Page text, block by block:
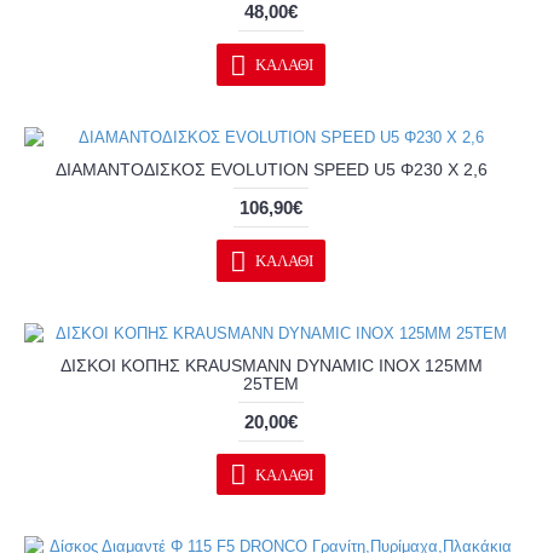
48,00€
ΚΑΛΆΘΙ
ΔΙΑΜΑΝΤΟΔΙΣΚΟΣ EVOLUTION SPEED U5 Φ230 Χ 2,6
106,90€
ΚΑΛΆΘΙ
ΔΙΣΚΟΙ ΚΟΠΗΣ KRAUSMANN DYNAMIC INOX 125MM
25TEM
20,00€
ΚΑΛΆΘΙ